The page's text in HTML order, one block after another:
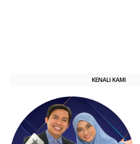
KENALI KAMI